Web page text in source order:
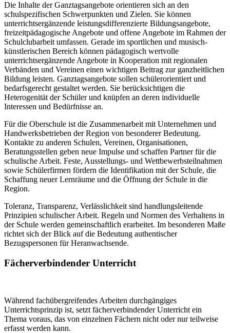
Die Inhalte der Ganztagsangebote orientieren sich an den
schulspezifischen Schwerpunkten und Zielen. Sie können
unterrichtsergänzende leistungsdifferenzierte Bildungsangebote,
freizeitpädagogische Angebote und offene Angebote im Rahmen der
Schulclubarbeit umfassen. Gerade im sportlichen und musisch-
künstlerischen Bereich können pädagogisch wertvolle
unterrichtsergänzende Angebote in Kooperation mit regionalen
Verbänden und Vereinen einen wichtigen Beitrag zur ganzheitlichen
Bildung leisten. Ganztagsangebote sollen schülerorientiert und
bedarfsgerecht gestaltet werden. Sie berücksichtigen die
Heterogenität der Schüler und knüpfen an deren individuelle
Interessen und Bedürfnisse an.
Für die Oberschule ist die Zusammenarbeit mit Unternehmen und
Handwerksbetrieben der Region von besonderer Bedeutung.
Kontakte zu anderen Schulen, Vereinen, Organisationen,
Beratungsstellen geben neue Impulse und schaffen Partner für die
schulische Arbeit. Feste, Ausstellungs- und Wettbewerbsteilnahmen
sowie Schülerfirmen fördern die Identifikation mit der Schule, die
Schaffung neuer Lernräume und die Öffnung der Schule in die
Region.
Toleranz, Transparenz, Verlässlichkeit sind handlungsleitende
Prinzipien schulischer Arbeit. Regeln und Normen des Verhaltens in
der Schule werden gemeinschaftlich erarbeitet. Im besonderen Maße
richtet sich der Blick auf die Bedeutung authentischer
Bezugspersonen für Heranwachsende.
Fächerverbindender Unterricht
Während fachübergreifendes Arbeiten durchgängiges
Unterrichtsprinzip ist, setzt fächerverbindender Unterricht ein
Thema voraus, das von einzelnen Fächern nicht oder nur teilweise
erfasst werden kann.